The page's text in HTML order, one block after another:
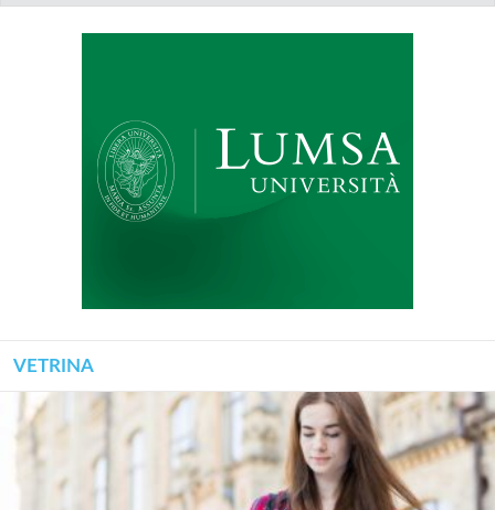
VETRINA